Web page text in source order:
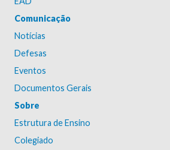
Comunicação
Notícias
Defesas
Eventos
Documentos Gerais
Sobre
Estrutura de Ensino
Colegiado